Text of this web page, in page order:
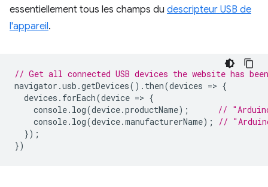
essentiellement tous les champs du descripteur USB de
l'appareil.
// Get all connected USB devices the website has
navigator .usb .getDevices(). then(devices => {
devices . forEach(device => {
console. log(device.productName);
//
console. log(device.manufacturerName);
//
});
})